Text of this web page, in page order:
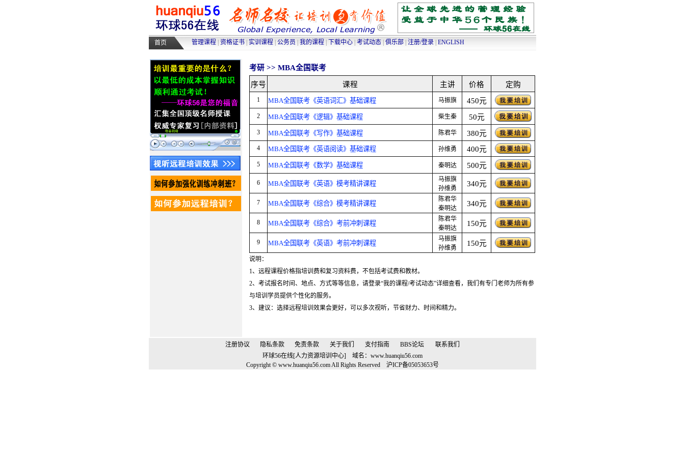
高级人力资源管理师培训 |高级物流师培训|
采购师培训 |物流师培训 人力资源管理师
首页 管理课程 资格证书 实训课程 公务员 我的课程 下载中心 考试动态 俱乐部 注册/登录 ENGLISH
考研 >> MBA全国联考
序号 课程 主讲 价格 定购
1 MBA全国联考《英语词汇》基础课程 马振旗 450元
2 MBA全国联考《逻辑》基础课程 柴生秦 50元
3 MBA全国联考《写作》基础课程 陈君华 380元
4 MBA全国联考《英语阅读》基础课程 孙维勇 400元
5 MBA全国联考《数学》基础课程 秦明达 500元
6 MBA全国联考《英语》模考精讲课程
马振旗
孙维勇
340元
7 MBA全国联考《综合》模考精讲课程
陈君华
秦明达
340元
8 MBA全国联考《综合》考前冲刺课程
陈君华
秦明达
150元
9 MBA全国联考《英语》考前冲刺课程
马振旗
孙维勇
150元
说明：
1、远程课程价格指培训费和复习资料费，不包括考试费和教材。
2、考试报名时间、地点、方式等等信息，请登录“我的课程/考试动态”详细查看，我们有专门老师为所有参
与培训学员提供个性化的服务。
3、建议：选择远程培训效果会更好，可以多次视听，节省财力、时间和精力。
注册协议 隐私条款 免责条款 关于我们 支付指南 BBS论坛
联系我们
环球56在线[人力资源培训中心] 域名： www.huanqiu56.com
Copyright © www.huanqiu56.com All Rights Reserved 沪ICP备05053653号